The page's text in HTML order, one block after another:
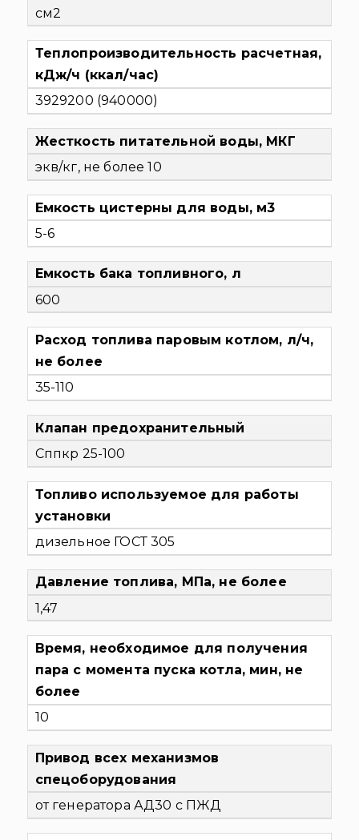
см2
Теплопроизводительность расчетная,
кДж/ч (ккал/час)
3929200 (940000)
Жесткость питательной воды, МКГ
экв/кг, не более 10
Емкость цистерны для воды, м3
5-6
Емкость бака топливного, л
600
Расход топлива паровым котлом, л/ч,
не более
35-110
Клапан предохранительный
Сппкр 25-100
Топливо используемое для работы
установки
дизельное ГОСТ 305
Давление топлива, МПа, не более
1,47
Время, необходимое для получения
пара с момента пуска котла, мин, не
более
10
Привод всех механизмов
спецоборудования
от генератора АД30 с ПЖД